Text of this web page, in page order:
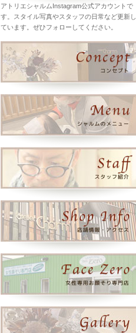
アトリエシャルムInstagram公式アカウントで
す。スタイル写真やスタッフの日常など更新し
ています。ぜひフォローしてください。